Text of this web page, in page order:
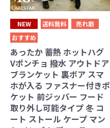
NEW 送料無料
売れ筋
おすすめ
あったか 蓄熱 ホットハグ
Vポンチョ 撥水 アウトドア
ブランケット 裏ボア スマ
ホが入る ファスナー付きポ
ケット 前ジッパー フード
取り外し可能タイプ 冬 コ
ート ストール ケープ マン